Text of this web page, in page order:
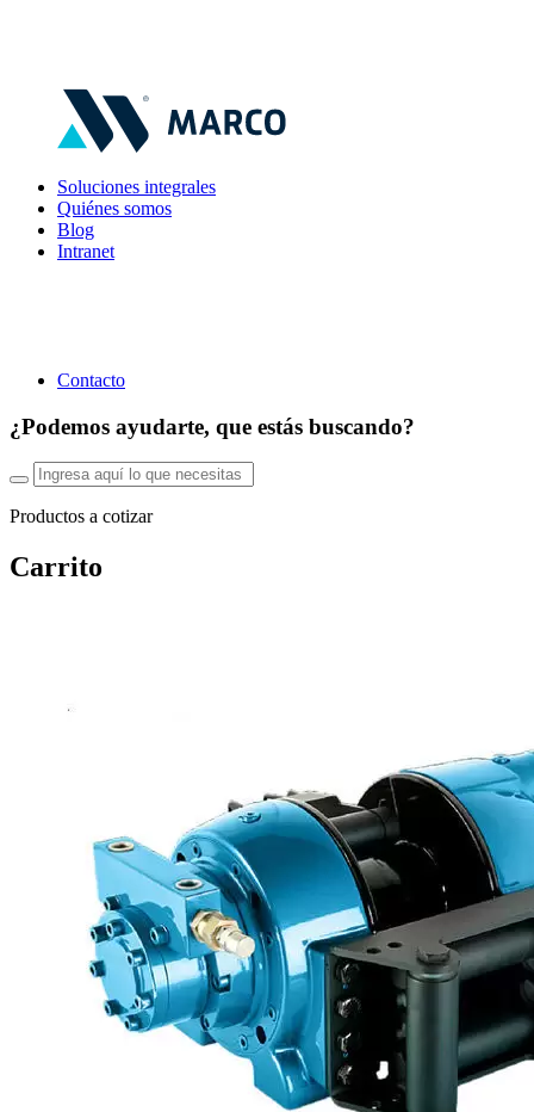
Soluciones integrales
Quiénes somos
Blog
Intranet
Contacto
¿Podemos ayudarte, que estás buscando?
Productos a cotizar
Carrito